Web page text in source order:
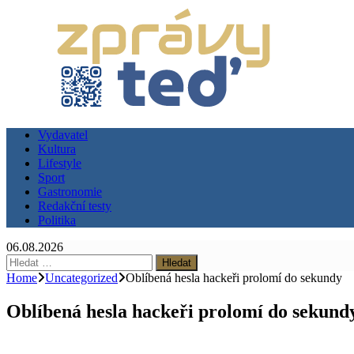
Vydavatel
Kultura
Lifestyle
Sport
Gastronomie
Redakční testy
Politika
06.08.2026
Vyhledávání
Home Uncategorized Oblíbená hesla hackeři prolomí do sekundy
Oblíbená hesla hackeři prolomí do